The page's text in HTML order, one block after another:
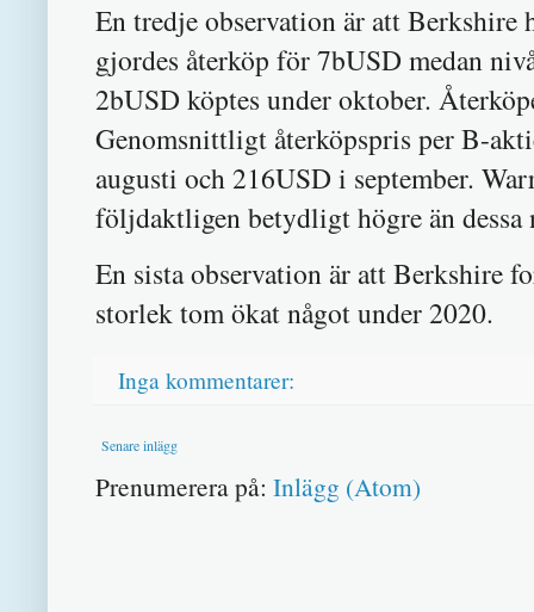
En tredje observation är att Berkshire
gjordes återköp för 7bUSD medan
2bUSD köptes under oktober.
Genomsnittligt återköpspris per B-
augusti och 216USD i september.
följdaktligen betydligt högre än dessa
En sista observation är att Berkshire
storlek tom ökat något under 2020.
Inga kommentarer:
Senare inlägg
Prenumerera på: Inlägg (Atom)